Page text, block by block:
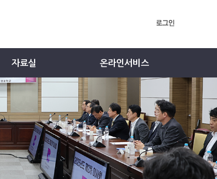
자료실 온라인서비스